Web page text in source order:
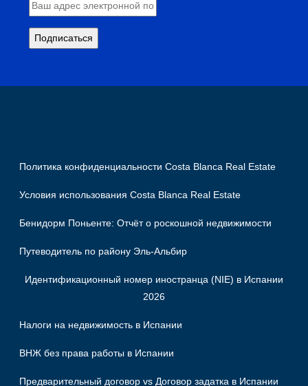
Политика конфиденциальности Costa Blanca Real Estate
Условия использования Costa Blanca Real Estate
Бенидорм Поньенте: Отчёт о роскошной недвижимости
Путеводитель по району Эль-Альбир
Идентификационный номер иностранца (NIE) в Испании
2026
Налоги на недвижимость в Испании
ВНЖ без права работы в Испании
Предварительный договор vs Договор задатка в Испании